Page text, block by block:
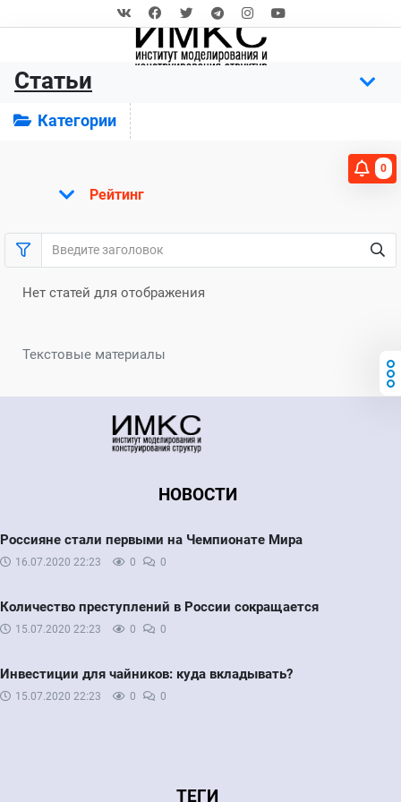
Статьи
Категории
0
Рейтинг
Нет статей для отображения
Текстовые материалы
НОВОСТИ
Россияне стали первыми на Чемпионате Мира
16.07.2020 22:23 0 0
Количество преступлений в России сокращается
15.07.2020 22:23 0 0
Инвестиции для чайников: куда вкладывать?
15.07.2020 22:23 0 0
ТЕГИ